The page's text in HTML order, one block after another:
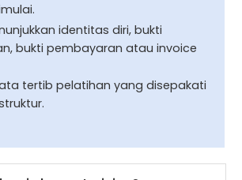
identitas diri, bukti
bukti pembayaran atau invoice
tertib pelatihan yang disepakati